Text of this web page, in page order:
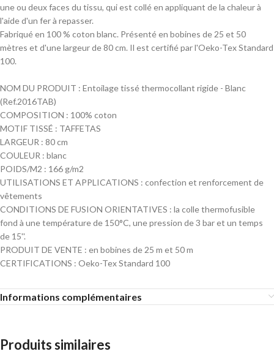
une ou deux faces du tissu, qui est collé en appliquant de la chaleur à
l'aide d'un fer à repasser.
Fabriqué en 100 % coton blanc. Présenté en bobines de 25 et 50
mètres et d'une largeur de 80 cm. Il est certifié par l'Oeko-Tex Standard
100.
NOM DU PRODUIT : Entoilage tissé thermocollant rigide - Blanc
(Ref.2016TAB)
COMPOSITION : 100% coton
MOTIF TISSÉ : TAFFETAS
LARGEUR : 80 cm
COULEUR : blanc
POIDS/M2 : 166 g/m2
UTILISATIONS ET APPLICATIONS : confection et renforcement de
vêtements
CONDITIONS DE FUSION ORIENTATIVES : la colle thermofusible
fond à une température de 150°C, une pression de 3 bar et un temps
de 15''.
PRODUIT DE VENTE : en bobines de 25 m et 50 m
CERTIFICATIONS : Oeko-Tex Standard 100
Informations complémentaires
Produits similaires